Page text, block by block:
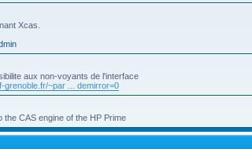
Xcas.
aux non-voyants de l'interface
grenoble.fr/~par ... demirror=0
the CAS engine of the HP Prime